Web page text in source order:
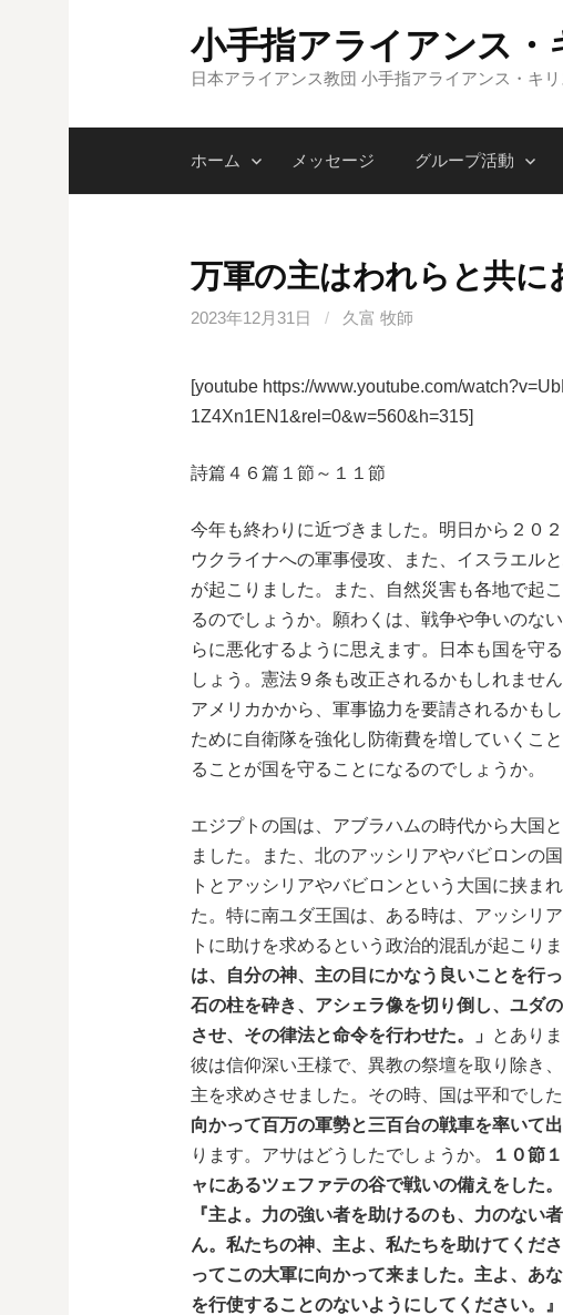
ツ
ス
小手指アライアンス・
日本アライアンス教団 小手指アライアンス・キ
ホーム メッセージ グループ活動
万軍の主はわれらと共に
2023年12月31日 / 久富 牧師
[youtube https://www.youtube.com/
1Z4Xn1EN1&rel=0&w=560&h=315]
詩篇４６篇１節～１１節
今年も終わりに近づきました。明日から２０
ウクライナへの軍事侵攻、また、イスラエル
が起こりました。また、自然災害も各地で起
るのでしょうか。願わくは、戦争や争いのな
らに悪化するように思えます。日本も国を守
しょう。憲法９条も改正されるかもしれませ
アメリカかから、軍事協力を要請されるかも
ために自衛隊を強化し防衛費を増していくこ
ることが国を守ることになるのでしょうか。
エジプトの国は、アブラハムの時代から大国
ました。また、北のアッシリアやバビロンの
トとアッシリアやバビロンという大国に挟ま
た。特に南ユダ王国は、ある時は、アッシリ
トに助けを求めるという政治的混乱が起こりま
は、自分の神、主の目にかなう良いことを行
石の柱を砕き、アシェラ像を切り倒し、ユダ
させ、その律法と命令を行わせた。」
とあり
彼は信仰深い王様で、異教の祭壇を取り除き
主を求めさせました。その時、国は平和でした
向かって百万の軍勢と三百台の戦車を率いて
ります。アサはどうしたでしょうか。
１０節
ャにあるツェファテの谷で戦いの備えをした
『主よ。力の強い者を助けるのも、力のない
ん。私たちの神、主よ、私たちを助けてくだ
ってこの大軍に向かって来ました。主よ、あ
を行使することのないようにしてください。』